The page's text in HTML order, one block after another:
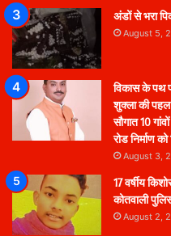
अंडों से भरा
August 5,
विकास के पथ
शुक्ला की
सौगात 10
रोड निर्माण
August 3,
17 वर्षीय
कोतवाली
August 2,